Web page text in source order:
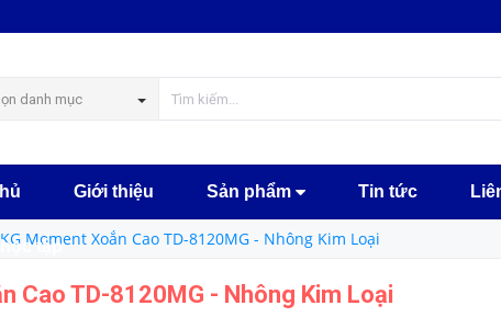
danh mục
Giới thiệu Sản phẩm Tin tức
tập
Moment Xoắn Cao TD-8120MG - Nhông Kim Loại
Cao TD-8120MG - Nhông Kim Loại
MUA